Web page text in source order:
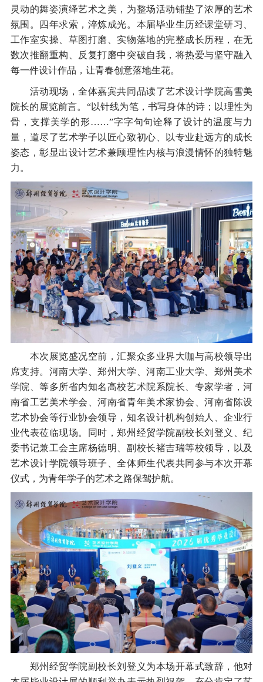
灵动的舞姿演绎艺术之美，为整场活动铺垫了浓厚的艺术
氛围。四年求索，淬炼成光。本届毕业生历经课堂研习、
工作室实操、草图打磨、实物落地的完整成长历程，在无
数次推翻重构、反复打磨中突破自我，将热爱与坚守融入
每一件设计作品，让青春创意落地生花。
活动现场，全体嘉宾共同品读了艺术设计学院高雪美
院长的展览前言。“以针线为笔，书写身体的诗；以理性为
骨，支撑美学的形……”字字句句诠释了设计的温度与力
量，道尽了艺术学子以匠心致初心、以专业赴远方的成长
姿态，彰显出设计艺术兼顾理性内核与浪漫情怀的独特魅
力。
本次展览盛况空前，汇聚众多业界大咖与高校领导出
席支持。河南大学、郑州大学、河南工业大学、郑州美术
学院、等多所省内知名高校艺术院系院长、专家学者，河
南省工艺美术学会、河南省青年美术家协会、河南省陈设
艺术协会等行业协会领导，知名设计机构创始人、企业行
业代表莅临现场。同时，郑州经贸学院副校长刘登义、纪
委书记兼工会主席杨德明、副校长褚吉瑞等校领导，以及
艺术设计学院领导班子、全体师生代表共同参与本次开幕
仪式，为青年学子的艺术之路保驾护航。
郑州经贸学院副校长刘登义为本场开幕式致辞，他对